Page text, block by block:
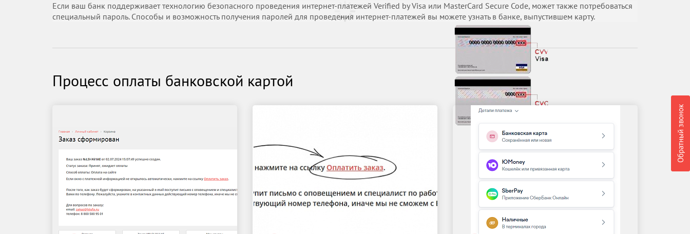
Обратный звонок
Если ваш банк поддерживает технологию безопасного проведения интернет-платежей Verified by Visa или MasterCard Secure Code, может также потребоваться
специальный пароль. Способы и возможность получения паролей для проведения интернет-платежей вы можете узнать в банке, выпустившем карту.
Процесс оплаты банковской картой